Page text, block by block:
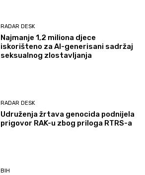
RADAR DESK
Najmanje 1,2 miliona djece
iskorišteno za AI-generisani sadržaj
seksualnog zlostavljanja
RADAR DESK
Udruženja žrtava genocida podnijela
prigovor RAK-u zbog priloga RTRS-a
BIH